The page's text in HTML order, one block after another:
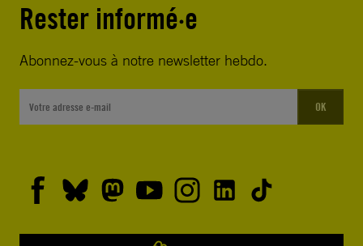
Rester informé·e
Abonnez-vous à notre newsletter hebdo.
OK